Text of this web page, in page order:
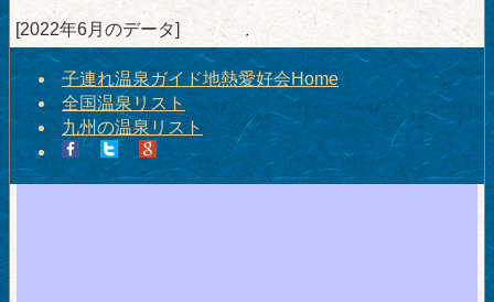
[2022年6月のデータ]
子連れ温泉ガイド地熱愛好会Home
全国温泉リスト
九州の温泉リスト